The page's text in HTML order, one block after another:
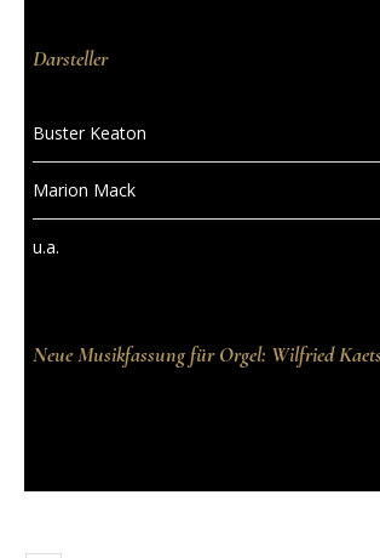
Darsteller
Buster Keaton
Marion Mack
u.a.
Neue Musikfassung für Orgel: Wilfried